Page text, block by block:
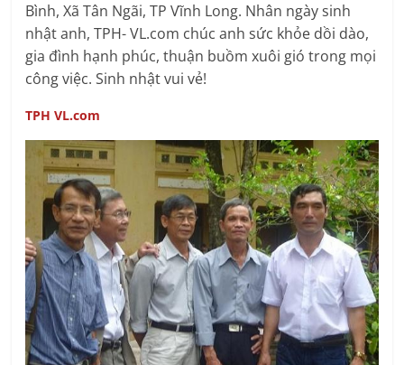
Bình, Xã Tân Ngãi, TP Vĩnh Long. Nhân ngày sinh
nhật anh, TPH- VL.com chúc anh sức khỏe dồi dào,
gia đình hạnh phúc, thuận buồm xuôi gió trong mọi
công việc. Sinh nhật vui vẻ!
TPH VL.com